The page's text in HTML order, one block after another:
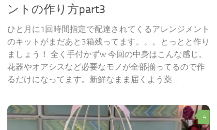
ントの作り方part3
ひと月に1回時間指定で配達されてくるアレンジメント
のキットがまだあと3箱残ってます。。。とっとと作り
ましょう！ 全く手付かずw 今回の中身はこんな感じ。
花器やオアシスなど必要なモノが全部揃ってるので作
るだけになってます。新鮮なまま届くよう薬...
4